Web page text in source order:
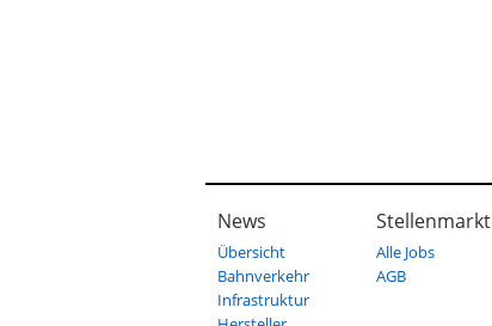
News
Übersicht
Bahnverkehr
Infrastruktur
Stellenmarkt
Alle Jobs
AGB